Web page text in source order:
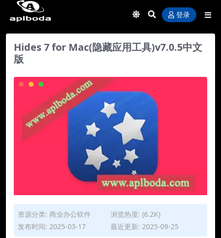
登录
Hides 7 for Mac(隐藏应用工具)v7.0.5中文
版
资源分类: 商业办公软件
浏览热度: (6.2K)
发布时间: 2025-03-17
最近更新: 2025-09-25